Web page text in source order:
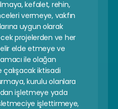
kefalet, rehin,
vermeye, vakfın
uygun olarak
projelerden ve her
elde etmeye ve
ile olağan
iktisadi
kurulu olanlara
işletmeye yada
işlettirmeye,